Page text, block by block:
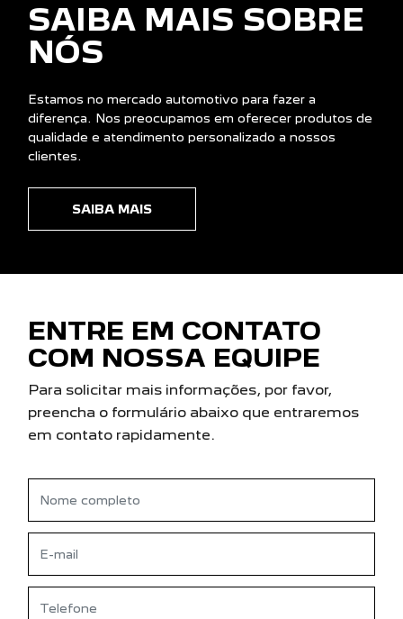
SAIBA MAIS SOBRE
NÓS
Estamos no mercado automotivo para fazer a
diferença. Nos preocupamos em oferecer produtos de
qualidade e atendimento personalizado a nossos
clientes.
SAIBA MAIS
ENTRE EM CONTATO
COM NOSSA EQUIPE
Para solicitar mais informações, por favor,
preencha o formulário abaixo que entraremos
em contato rapidamente.